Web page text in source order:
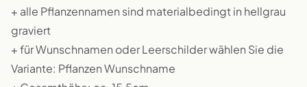
+ alle Pflanzennamen sind materialbedingt in hellgrau
graviert
+ für Wunschnamen oder Leerschilder wählen Sie die
Variante: Pflanzen Wunschname